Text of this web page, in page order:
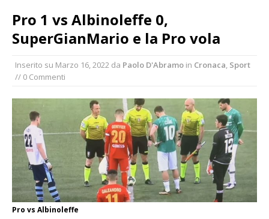
Quel giardino davanti all’ospedale curato da
otto soggetti autistici in cura all’Asl di
Dopo caldo e incendi, il maltempo estremo:
nubifragio di venerdì
Estate di sagre anche per i mezzi storici della
collezione della Fondazione Marazzato
Pro vs Saluzzo, amichevole di buon riscontro
Piscina ex Enal non balneabile dopo i controlli
dell’Asl. Il Comune: «Misura precauzionale e
provvisoria»
Pro 1 vs Albinoleffe 0,
SuperGianMario e la Pro vola
Inserito su Marzo 16, 2022 da Paolo D'Abramo in Cronaca Sport
// 0 Commenti
Pro vs Albinoleffe